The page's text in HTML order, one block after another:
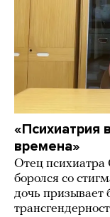
«Психиатрия
времена»
Отец психиатра
боролся со
дочь призывает